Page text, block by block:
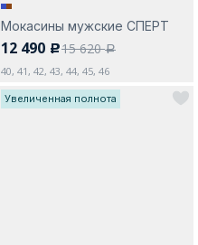
Мокасины мужские СПЕРТ
12 490 c15 620a
40, 41, 42, 43, 44, 45, 46
Увеличенная полнота